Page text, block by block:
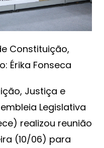
Constituição,
Érika Fonseca
Justiça e
Legislativa
realizou reunião
(10/06) para